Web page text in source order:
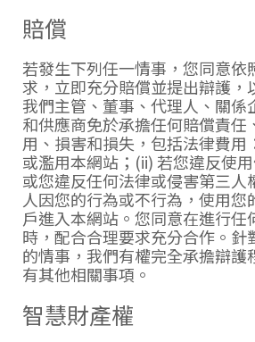
賠償
若發生下列任一情事，您同意依
求，立即充分賠償並提出辯護，
我們主管、董事、代理人、關係
和供應商免於承擔任何賠償責任
用、損害和損失，包括法律費用
或濫用本網站；(ii) 若您違反使
或您違反任何法律或侵害第三人
人因您的行為或不行為，使用您
戶進入本網站。您同意在進行任
時，配合合理要求充分合作。針
的情事，我們有權完全承擔辯護
有其他相關事項。
智慧財產權